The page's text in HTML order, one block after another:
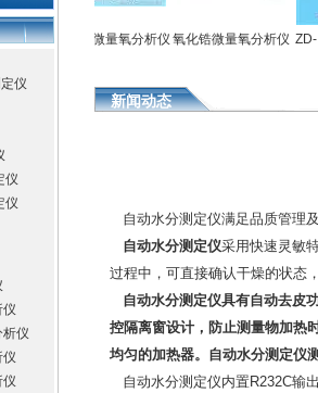
仪
仪
仪
仪
析仪
定仪 氧化锆微量氧分析仪氧化锆微量氧分析仪 ZD-III
新闻动态
自动水分测定仪满足品质管理
自动水分测定仪采用快速灵敏
过程中，可直接确认干燥的状态
自动水分测定仪具有自动去皮
控隔离窗设计，防止测量物加热
均匀的加热器。自动水分测定仪
自动水分测定仪内置R232C输